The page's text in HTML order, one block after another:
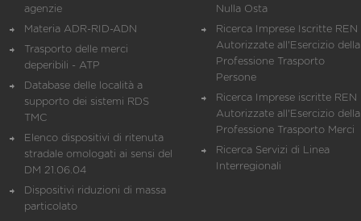
agenzie
Materia ADR-RID-ADN
Trasporto delle merci
deperibili - ATP
Database delle località a
supporto dei sistemi RDS
TMC
Elenco dispositivi di ritenuta
stradale omologati ai sensi del
DM 21.06.04
Dispositivi riduzioni di massa
particolato
Nulla Osta
Ricerca Imprese Iscritte REN
Autorizzate all'Esercizio della
Professione Trasporto
Persone
Ricerca Imprese iscritte REN
Autorizzate all'Esercizio della
Professione Trasporto Merci
Ricerca Servizi di Linea
Interregionali